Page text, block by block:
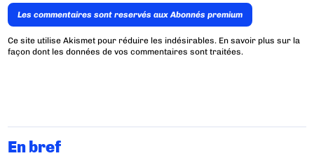
Les commentaires sont reservés aux Abonnés premium
Ce site utilise Akismet pour réduire les indésirables. En savoir plus sur la
façon dont les données de vos commentaires sont traitées.
En bref